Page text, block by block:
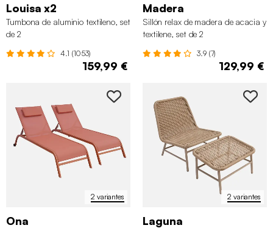
Louisa x2
Tumbona de aluminio textileno, set
de 2
4.1 (1053)
159,99 €
Madera
Sillón relax de madera de acacia y
textilene, set de 2
3.9 (7)
129,99 €
2 variantes
Ona
2 variantes
Laguna